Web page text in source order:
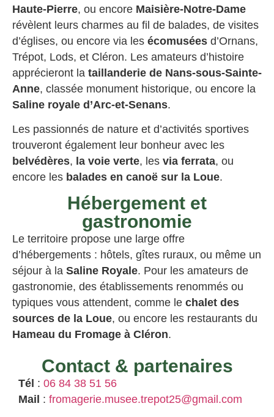
Haute-Pierre, ou encore Maisière-Notre-Dame
révèlent leurs charmes au fil de balades, de visites
d’églises, ou encore via les écomusées d’Ornans,
Trépot, Lods, et Cléron. Les amateurs d’histoire
apprécieront la taillanderie de Nans-sous-Sainte-
Anne, classée monument historique, ou encore la
Saline royale d’Arc-et-Senans.
Les passionnés de nature et d’activités sportives
trouveront également leur bonheur avec les
belvédères, la voie verte, les via ferrata, ou
encore les balades en canoë sur la Loue.
Hébergement et
gastronomie
Le territoire propose une large offre
d’hébergements : hôtels, gîtes ruraux, ou même un
séjour à la Saline Royale. Pour les amateurs de
gastronomie, des établissements renommés ou
typiques vous attendent, comme le chalet des
sources de la Loue, ou encore les restaurants du
Hameau du Fromage à Cléron.
Contact & partenaires
Tél : 06 84 38 51 56
Mail : fromagerie.musee.trepot25@gmail.com